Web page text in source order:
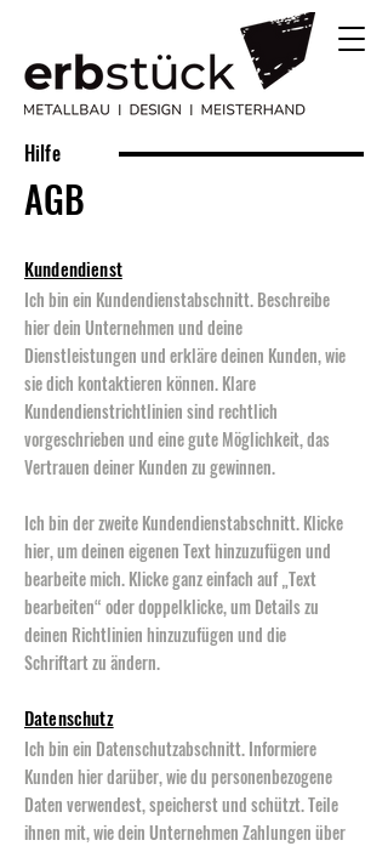
Hilfe
AGB
Kundendienst
Ich bin ein Kundendienstabschnitt. Beschreibe
hier dein Unternehmen und deine
Dienstleistungen und erkläre deinen Kunden, wie
sie dich kontaktieren können. Klare
Kundendienstrichtlinien sind rechtlich
vorgeschrieben und eine gute Möglichkeit, das
Vertrauen deiner Kunden zu gewinnen.
Ich bin der zweite Kundendienstabschnitt. Klicke
hier, um deinen eigenen Text hinzuzufügen und
bearbeite mich. Klicke ganz einfach auf „Text
bearbeiten“ oder doppelklicke, um Details zu
deinen Richtlinien hinzuzufügen und die
Schriftart zu ändern.
Datenschutz
Ich bin ein Datenschutzabschnitt. Informiere
Kunden hier darüber, wie du personenbezogene
Daten verwendest, speicherst und schützt. Teile
ihnen mit, wie dein Unternehmen Zahlungen über